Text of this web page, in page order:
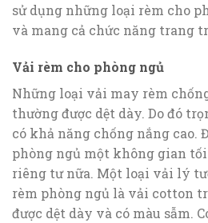
sử dụng những loại rèm cho
và mang cả chức năng trang
Vải rèm cho phòng ngủ
Những loại vải may rèm
thường được dệt dày. Do đó
có khả năng chống nắng cao.
phòng ngủ một không gian
riêng tư nữa. Một loại vải lý
rèm phòng ngủ là vải cotton
được dệt dày và có màu sẫm.